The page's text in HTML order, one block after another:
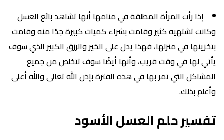
إذا رأت المرأة المطلقة في منامها أنها تشاهد بائع العسل
وكانت تشتهيه كثير وقامت بشراء كميات كبيرة جدًا منه وقامت
بتخزينها في منزلها، فهذا يدل على الخير والرزق الكبير الذي سوف
يأتي لها في وقت قريب، وأنها أيضًا سوف تتخلص من جميع
المشاكل التي تمر بها في هذه الفترة بإذن الله تعالى والله أعلى
وأعلم بذلك.
تفسير حلم العسل الأسود